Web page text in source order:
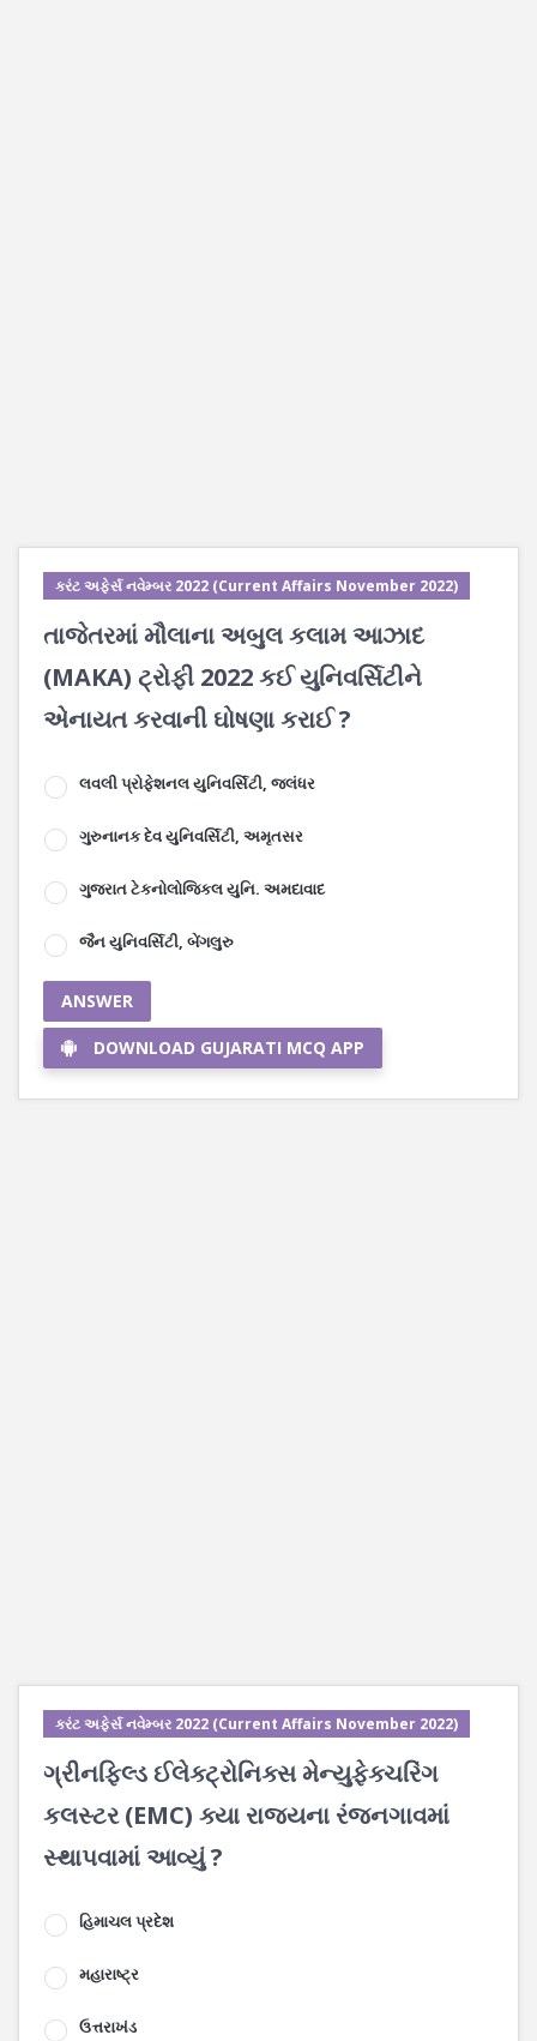
કરંટ અફેર્સ નવેમ્બર 2022 (Current Affairs November 2022)
તાજેતરમાં મૌલાના અબુલ કલામ આઝાદ
(MAKA) ટ્રોફી 2022 કઈ યુનિવર્સિટીને
એનાયત કરવાની ઘોષણા કરાઈ ?
લવલી પ્રોફેશનલ યુનિવર્સિટી, જલંધર
ગુરુનાનક દેવ યુનિવર્સિટી, અમૃતસર
ગુજરાત ટેકનોલોજિકલ યુનિ. અમદાવાદ
જૈન યુનિવર્સિટી, બેંગલુરુ
ANSWER
DOWNLOAD GUJARATI MCQ APP
કરંટ અફેર્સ નવેમ્બર 2022 (Current Affairs November 2022)
ગ્રીનફિલ્ડ ઈલેક્ટ્રોનિક્સ મેન્યુફેક્ચરિંગ
કલસ્ટર (EMC) ક્યા રાજ્યના રંજનગાવમાં
સ્થાપવામાં આવ્યું ?
હિમાચલ પ્રદેશ
મહારાષ્ટ્ર
ઉત્તરાખંડ